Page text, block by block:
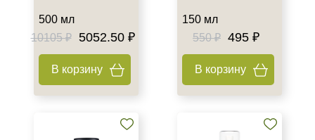
500 мл
10105 ₽
5052.50 ₽
В корзину
150 мл
550 ₽ 495 ₽
В корзину
Не показывать предложение о консультации
+7 (495) 640-58-89
+7 (929) 933-09-89